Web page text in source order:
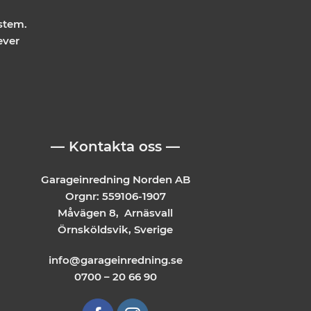
— Kontakta oss —
Garageinredning Norden AB
Orgnr: 559106-1907
Måvägen 8, Arnäsvall
Örnsköldsvik, Sverige
info@garageinredning.se
0700 – 20 66 90